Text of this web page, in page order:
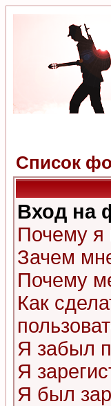
Список
Вход на
Почему я
Зачем
Почему
Как
Я забыл
Я
Я был